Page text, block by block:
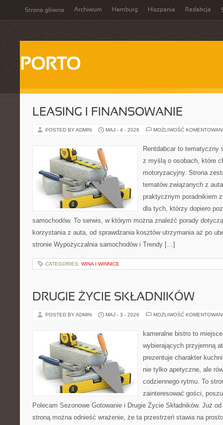
Strona główna Archiwum Hamburg Hiszpania Redakcja
PORTO
LEASING I FINANSOWANIE
POSTED BY ADMIN MAJ - 4 - 2026 MOŻLIWOŚĆ
Rentdabcar to tematyczny
z myślą o osobach, które
motoryzacyjny. Strona
tematów związanych z
praktycznym poradnikiem
dla tych, którzy dopiero
samochodów. To serwis, w którym można znaleźć porady
korzystania z auta, od sprawdzania kosztów utrzymania aż po
stronie Wypożyczalnia samochodów i Trendy […]
CATEGORIES: WINA I WINNICE
DRUGIE ŻYCIE SKŁADNIKÓW
POSTED BY ADMIN MAJ - 3 - 2026 MOŻLIWOŚĆ
kameralne bistro to
wybierających przyjemną
prezentuje charakter
nie tylko apetyczne, ale
codziennego rytmu. To
zainteresować gości,
Polecam Sezonowe Gotowanie i Drugie Życie Składników. Już
stroną można odnieść wrażenie, że ta przestrzeń stawia na